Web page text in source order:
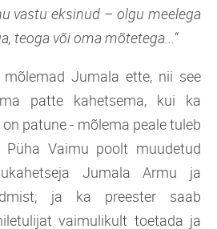
vastu eksinud – olgu meelega
teoga või oma mõtetega...“
Jumala ette, nii see
patte kahetsema, kui ka
patune - mõlema peale tuleb
Vaimu poolt muudetud
Jumala Armu ja
ja ka preester saab
vaimulikult toetada ja